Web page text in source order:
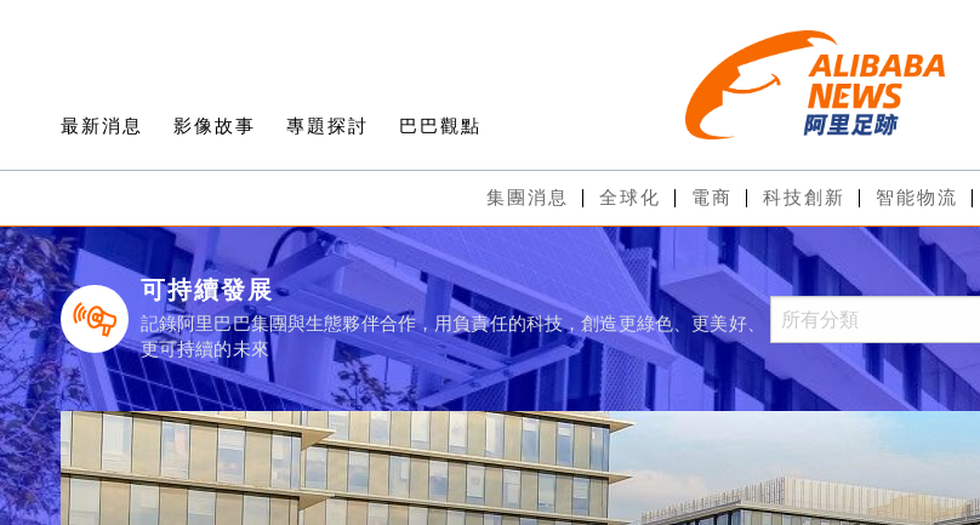
最新消息 影像故事 專題探討 巴巴觀點
集團消息 全球化 電商 科技創新 智能物流
可持續發展
記錄阿里巴巴集團與生態夥伴合作，用負責任的科技，創造更綠色、更美好、
更可持續的未來